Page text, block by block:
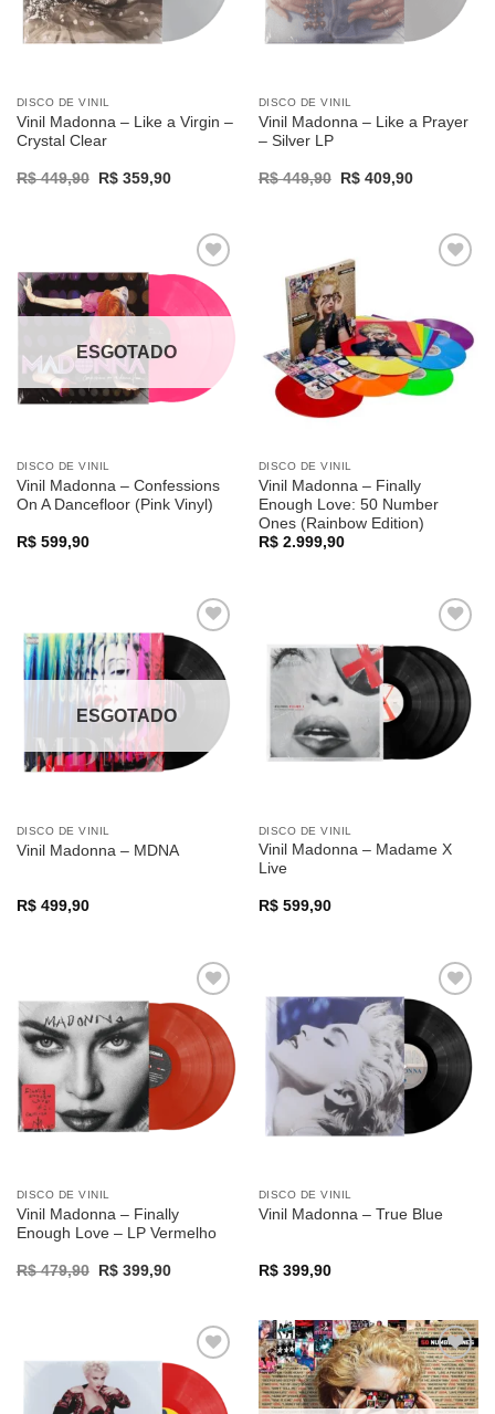
DISCO DE VINIL
Vinil Madonna – Like a Virgin –
Crystal Clear
R$449,90
Original
R$359,90Current
DISCO DE VINIL
Vinil Madonna – Like a Prayer
– Silver LP
R$449,90
Original
R$409,90Current
Adicionar
a lista de
ESGOTADO
DISCO DE VINIL
Vinil Madonna – Confessions
On A Dancefloor (Pink Vinyl)
R$599,90
DISCO DE VINIL
Vinil Madonna – Finally
Enough Love: 50 Number
Ones (Rainbow Edition)
R$2.999,90
Adicionar
a lista de
desejos
ESGOTADO
DISCO DE VINIL
Vinil Madonna – MDNA
R$499,90
Adicionar
a lista de
desejos
DISCO DE VINIL
Vinil Madonna – Madame X
Live
R$599,90
Adicionar
a lista de
desejos
DISCO DE VINIL
Vinil Madonna – Finally
Enough Love – LP Vermelho
R$479,90
Original
R$399,90Current
Adicionar
a lista de
desejos
DISCO DE VINIL
Vinil Madonna – True Blue
R$399,90
Adicionar
a lista de
desejos
Adicionar
a lista de
desejos